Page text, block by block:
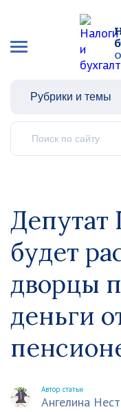
Рубрики и темы
Депутат
будет
дворцы
деньги
Автор статьи
Ангелина